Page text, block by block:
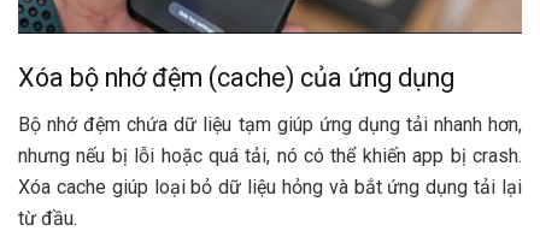
Xóa bộ nhớ đệm (cache) của ứng dụng
Bộ nhớ đệm chứa dữ liệu tạm giúp ứng dụng tải nhanh hơn,
nhưng nếu bị lỗi hoặc quá tải, nó có thể khiến app bị crash.
Xóa cache giúp loại bỏ dữ liệu hỏng và bắt ứng dụng tải lại
từ đầu.